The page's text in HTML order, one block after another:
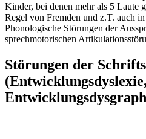
Kinder, bei denen mehr als 5 Laute
Regel von Fremden und z.T. auch
Phonologische Störungen der
sprechmotorischen
Störungen der
(Entwicklungsdyslexie,